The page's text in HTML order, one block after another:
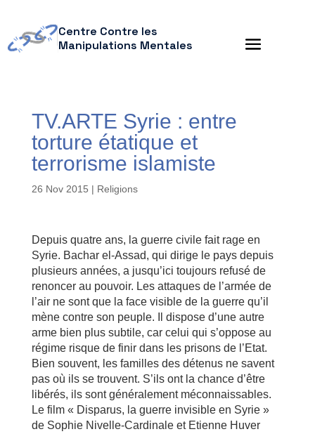
Centre Contre les
Manipulations Mentales
TV.ARTE Syrie : entre
torture étatique et
terrorisme islamiste
26 Nov 2015 | Religions
Depuis quatre ans, la guerre civile fait rage en
Syrie. Bachar el-Assad, qui dirige le pays depuis
plusieurs années, a jusqu’ici toujours refusé de
renoncer au pouvoir. Les attaques de l’armée de
l’air ne sont que la face visible de la guerre qu’il
mène contre son peuple. Il dispose d’une autre
arme bien plus subtile, car celui qui s’oppose au
régime risque de finir dans les prisons de l’Etat.
Bien souvent, les familles des détenus ne savent
pas où ils se trouvent. S’ils ont la chance d’être
libérés, ils sont généralement méconnaissables.
Le film « Disparus, la guerre invisible en Syrie »
de Sophie Nivelle-Cardinale et Etienne Huver